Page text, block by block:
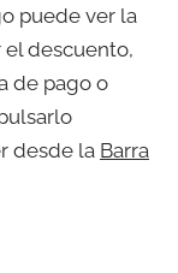
puede ver la
el descuento,
de pago o
desde la Barra